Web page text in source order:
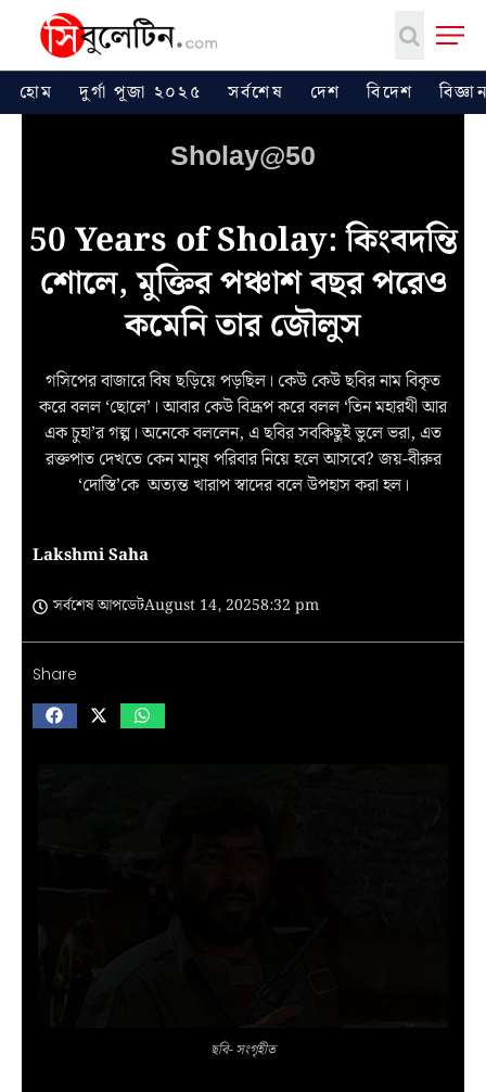
হোম দুর্গা পূজা ২০২৫ সর্বশেষ দেশ বিদেশ
Sholay@50
50 Years of Sholay: কিংবদন্তি
শোলে, মুক্তির পঞ্চাশ বছর পরেও
কমেনি তার জৌলুস
গসিপের বাজারে বিষ ছড়িয়ে পড়ছিল। কেউ কেউ ছবির নাম বিকৃত
করে বলল ‘ছোলে’। আবার কেউ বিদ্রূপ করে বলল ‘তিন মহারথী আর
এক চুহা’র গল্প। অনেকে বললেন, এ ছবির সবকিছুই ভুলে ভরা, এত
রক্তপাত দেখতে কেন মানুষ পরিবার নিয়ে হলে আসবে? জয়-বীরুর
‘দোস্তি’কে অত্যন্ত খারাপ স্বাদের বলে উপহাস করা হল।
Lakshmi Saha
সর্বশেষ আপডেটAugust 14, 20258:32 pm
Share
ছবি- সংগৃহীত